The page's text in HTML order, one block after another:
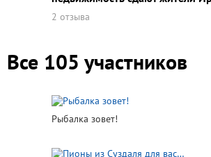
2 отзыва
Все 105 участников
Рыбалка зовет!